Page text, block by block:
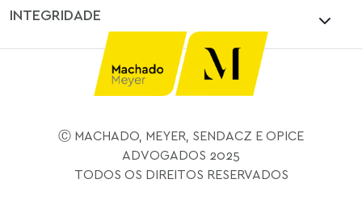
INTEGRIDADE
Ⓒ MACHADO, MEYER, SENDACZ E OPICE
ADVOGADOS 2025
TODOS OS DIREITOS RESERVADOS